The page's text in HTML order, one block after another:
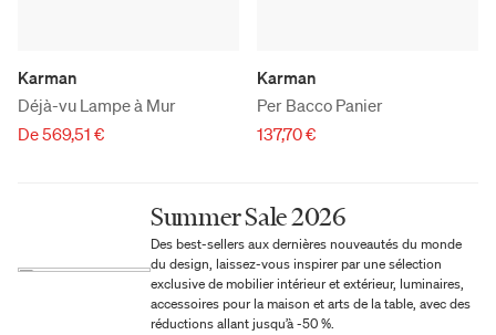
Karman
Déjà-vu Lampe à Mur
De 569,51 €
Karman
Per Bacco Panier
137,70 €
Summer Sale 2026
Des best-sellers aux dernières nouveautés du monde
du design, laissez-vous inspirer par une sélection
exclusive de mobilier intérieur et extérieur, luminaires,
accessoires pour la maison et arts de la table, avec des
réductions allant jusqu’à -50 %.